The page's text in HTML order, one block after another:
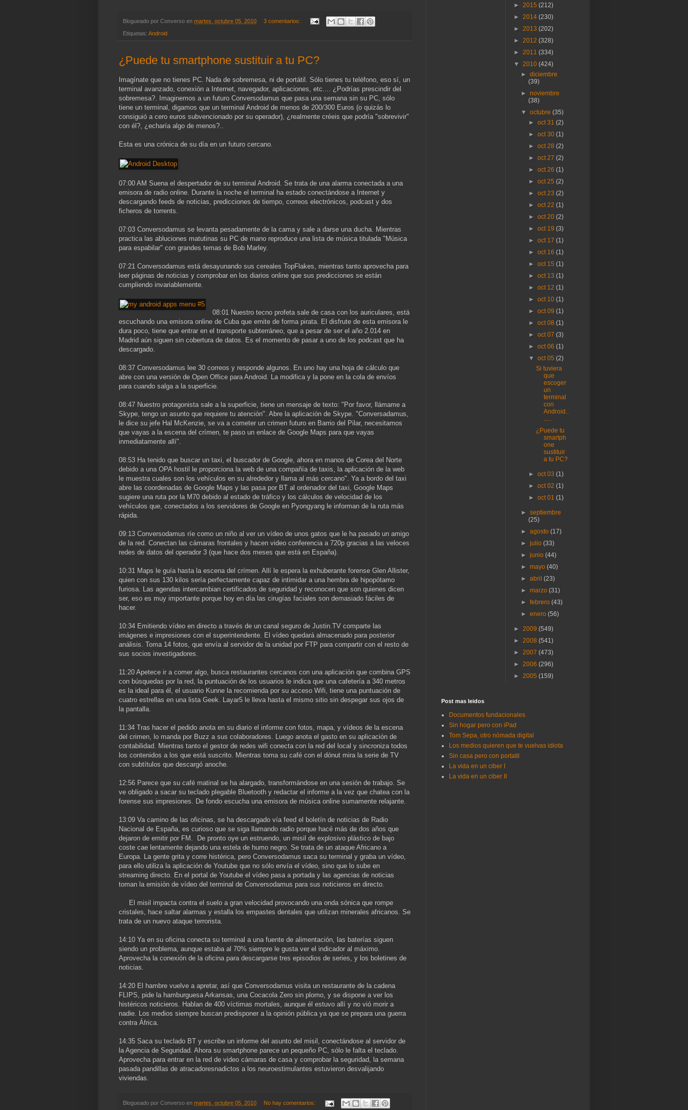
Blogueado por Converso en martes, octubre 05, 2010 3 comentarios:
Etiquetas: Android
¿Puede tu smartphone sustituir a tu PC?
Imagínate que no tienes PC. Nada de sobremesa, ni de portátil. Sólo tienes tu teléfono, eso sí, un
terminal avanzado, conexión a Internet, navegador, aplicaciones, etc.... ¿Podrías prescindir del
sobremesa?. Imaginemos a un futuro Conversodamus que pasa una semana sin su PC, sólo
tiene un terminal, digamos que un terminal Android de menos de 200/300 Euros (o quizás lo
consiguió a cero euros subvencionado por su operador), ¿realmente créeis que podría "sobrevivir"
con él?, ¿echaría algo de menos?..
Esta es una crónica de su día en un futuro cercano.
07:00 AM Suena el despertador de su terminal Android. Se trata de una alarma conectada a una
emisora de radio online. Durante la noche el terminal ha estado conectándose a Internet y
descargando feeds de noticias, predicciones de tiempo, correos electrónicos, podcast y dos
ficheros de torrents.
07:03 Conversodamus se levanta pesadamente de la cama y sale a darse una ducha. Mientras
practica las abluciones matutinas su PC de mano reproduce una lista de música titulada "Música
para espabilar" con grandes temas de Bob Marley.
07:21 Conversodamus está desayunando sus cereales TopFlakes, mientras tanto aprovecha para
leer páginas de noticias y comprobar en los diarios online que sus predicciones se están
cumpliendo invariablemente.
08:01 Nuestro tecno profeta sale de casa con los auriculares, está
escuchando una emisora online de Cuba que emite de forma pirata. El disfrute de esta emisora le
dura poco, tiene que entrar en el transporte subterráneo, que a pesar de ser el año 2.014 en
Madrid aún siguen sin cobertura de datos. Es el momento de pasar a uno de los podcast que ha
descargado.
08:37 Conversodamus lee 30 correos y responde algunos. En uno hay una hoja de cálculo que
abre con una versión de Open Office para Android. La modifica y la pone en la cola de envíos
para cuando salga a la superficie.
08:47 Nuestro protagonista sale a la superficie, tiene un mensaje de texto: "Por favor, llámame a
Skype, tengo un asunto que requiere tu atención". Abre la aplicación de Skype. "Conversadamus,
le dice su jefe Hal McKenzie, se va a cometer un crimen futuro en Barrio del Pilar, necesitamos
que vayas a la escena del crímen, te paso un enlace de Google Maps para que vayas
inmediatamente allí".
08:53 Ha tenido que buscar un taxi, el buscador de Google, ahora en manos de Corea del Norte
debido a una OPA hostil le proporciona la web de una compañía de taxis, la aplicación de la web
le muestra cuales son los vehículos en su alrededor y llama al más cercano". Ya a bordo del taxi
abre las coordenadas de Google Maps y las pasa por BT al ordenador del taxi, Google Maps
sugiere una ruta por la M70 debido al estado de tráfico y los cálculos de velocidad de los
vehículos que, conectados a los servidores de Google en Pyongyang le informan de la ruta más
rápida.
09:13 Conversodamus ríe como un niño al ver un vídeo de unos gatos que le ha pasado un amigo
de la red. Conectan las cámaras frontales y hacen video conferencia a 720p gracias a las veloces
redes de datos del operador 3 (que hace dos meses que está en España).
10:31 Maps le guía hasta la escena del crímen. Allí le espera la exhuberante forense Glen Allister,
quien con sus 130 kilos sería perfectamente capaz de intimidar a una hembra de hipopótamo
furiosa. Las agendas intercambian certificados de seguridad y reconocen que son quienes dicen
ser, eso es muy importante porque hoy en día las cirugías faciales son demasiado fáciles de
hacer.
10:34 Emitiendo vídeo en directo a través de un canal seguro de Justin.TV comparte las
imágenes e impresiones con el superintendente. El vídeo quedará almacenado para posterior
análisis. Toma 14 fotos, que envía al servidor de la unidad por FTP para compartir con el resto de
sus socios investigadores.
11:20 Apetece ir a comer algo, busca restaurantes cercanos con una aplicación que combina GPS
con búsquedas por la red, la puntuación de los usuarios le indica que una cafetería a 340 metros
es la ideal para él, el usuario Kunne la recomienda por su acceso Wifi, tiene una puntuación de
cuatro estrellas en una lista Geek. Layar5 le lleva hasta el mismo sitio sin despegar sus ojos de
la pantalla.
11:34 Tras hacer el pedido anota en su diario el informe con fotos, mapa, y vídeos de la escena
del crimen, lo manda por Buzz a sus colaboradores. Luego anota el gasto en su aplicación de
contabilidad. Mientras tanto el gestor de redes wifi conecta con la red del local y sincroniza todos
los contenidos a los que está suscrito. Mientras toma su café con el dónut mira la serie de TV
con subtítulos que descargó anoche.
12:56 Parece que su café matinal se ha alargado, transformándose en una sesión de trabajo. Se
ve obligado a sacar su teclado plegable Bluetooth y redactar el informe a la vez que chatea con la
forense sus impresiones. De fondo escucha una emisora de música online sumamente relajante.
13:09 Va camino de las oficinas, se ha descargado vía feed el boletín de noticias de Radio
Nacional de España, es curioso que se siga llamando radio porque hacé más de dos años que
dejaron de emitir por FM. De pronto oye un estruendo, un misil de explosivo plástico de bajo
coste cae lentamente dejando una estela de humo negro. Se trata de un ataque Africano a
Europa. La gente grita y corre histérica, pero Conversodamus saca su terminal y graba un vídeo,
para ello utiliza la aplicación de Youtube que no sólo envía el vídeo, sino que lo sube en
streaming directo. En el portal de Youtube el vídeo pasa a portada y las agencias de noticias
toman la emisión de vídeo del terminal de Conversodamus para sus noticieros en directo.
El misil impacta contra el suelo a gran velocidad provocando una onda sónica que rompe
cristales, hace saltar alarmas y estalla los empastes dentales que utilizan minerales africanos. Se
trata de un nuevo ataque terrorista.
14:10 Ya en su oficina conecta su terminal a una fuente de alimentación, las baterías siguen
siendo un problema, aunque estaba al 70% siempre le gusta ver el indicador al máximo.
Aprovecha la conexión de la oficina para descargarse tres episodios de series, y los boletines de
noticias.
14:20 El hambre vuelve a apretar, así que Conversodamus visita un restaurante de la cadena
FLIPS, pide la hamburguesa Arkansas, una Cocacola Zero sin plomo, y se dispone a ver los
histéricos noticieros. Hablan de 400 víctimas mortales, aunque él estuvo allí y no vió morir a
nadie. Los medios siempre buscan predisponer a la opinión pública ya que se prepara una guerra
contra África.
14:35 Saca su teclado BT y escribe un informe del asunto del misil, conectándose al servidor de
la Agencia de Seguridad. Ahora su smartphone parece un pequeño PC, sólo le falta el teclado.
Aprovecha para entrar en la red de video cámaras de casa y comprobar la seguridad, la semana
pasada pandillas de atracadoresnadictos a los neuroestimulantes estuvieron desvalijando
viviendas.
Blogueado por Converso en martes, octubre 05, 2010 No hay comentarios:
► 2015 (212)
► 2014 (230)
► 2013 (202)
► 2012 (328)
► 2011 (334)
▼ 2010 (424)
►diciembre
(39)
►noviembre
(38)
▼octubre(35)
► oct 31 (2)
► oct 30 (1)
► oct 28 (2)
► oct 27 (2)
► oct 26 (1)
► oct 25 (2)
► oct 23 (2)
► oct 22 (1)
► oct 20 (2)
► oct 19 (3)
► oct 17 (1)
► oct 16 (1)
► oct 15 (1)
► oct 13 (1)
► oct 12 (1)
► oct 10 (1)
► oct 09 (1)
► oct 08 (1)
► oct 07 (3)
► oct 06 (1)
▼ oct 05 (2)
Si tuviera
que
escoger
un
terminal
con
Android..
¿Puede tu
smartph
one
sustituir
a tu PC?
► oct 03 (1)
► oct 02 (1)
► oct 01 (1)
►septiembre
(25)
►agosto(17)
►julio(33)
►junio(44)
►mayo(40)
►abril(23)
►marzo(31)
►febrero(43)
►enero(56)
► 2009 (549)
► 2008 (541)
► 2007 (473)
► 2006 (296)
► 2005 (159)
Post mas lei­dos
Documentos fundacionales
Sin hogar pero con iPad
Tom Sepa, otro nómada digital
Los medios quieren que te vuelvas idiota
Sin casa pero con portatil
La vida en un ciber I
La vida en un ciber II